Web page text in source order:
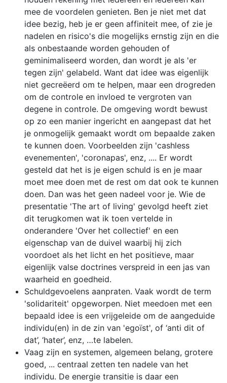
mee de voordelen genieten. Ben je niet met dat
idee bezig, heb je er geen affiniteit mee, of zie je
nadelen en risico's die mogelijks ernstig zijn en die
als onbestaande worden gehouden of
geminimaliseerd worden, dan wordt je als 'er
tegen zijn' gelabeld. Want dat idee was eigenlijk
niet gecreëerd om te helpen, maar een drogreden
om de controle en invloed te vergroten van
degene in controle. De omgeving wordt bewust
op zo een manier ingericht en aangepast dat het
je onmogelijk gemaakt wordt om bepaalde zaken
te kunnen doen. Voorbeelden zijn 'cashless
evenementen', 'coronapas', enz, .... Er wordt
gesteld dat het is je eigen schuld is en je maar
moet mee doen met de rest om dat ook te kunnen
doen. Dan was het geen nadeel voor je. Wie de
presentatie 'The art of living' gevolgd heeft ziet
dit terugkomen wat ik toen vertelde in
onderandere 'Over het collectief' en een
eigenschap van de duivel waarbij hij zich
voordoet als het licht en het positieve, maar
eigenlijk valse doctrines verspreid in een jas van
waarheid en goedheid.
Schuldgevoelens aanpraten. Vaak wordt de term
'solidariteit' opgeworpen. Niet meedoen met een
bepaald idee is een vrijgeleide om de aangeduide
individu(en) in de zin van 'egoïst', of ‘anti dit of
dat’, ‘hater’, enz, …te labelen.
Vaag zijn en systemen, algemeen belang, grotere
goed, ... centraal zetten ten nadele van het
individu. De energie transitie is daar een